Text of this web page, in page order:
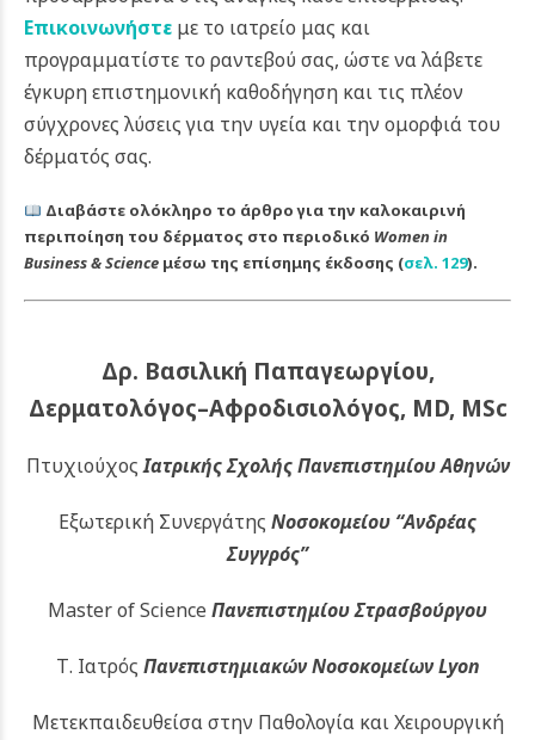
Επικοινωνήστε με το ιατρείο μας και
προγραμματίστε το ραντεβού σας, ώστε να λάβετε
έγκυρη επιστημονική καθοδήγηση και τις πλέον
σύγχρονες λύσεις για την υγεία και την ομορφιά του
δέρματός σας.
Διαβάστε ολόκληρο το άρθρο για την καλοκαιρινή
περιποίηση του δέρματος στο περιοδικό Women in
Business & Science μέσω της επίσημης έκδοσης (σελ. 129).
Δρ. Βασιλική Παπαγεωργίου,
Δερματολόγος–Αφροδισιολόγος, MD, MSc
ΠτυχιούχοςΙατρικής Σχολής Πανεπιστημίου Αθηνών
Εξωτερική Συνεργάτης Νοσοκομείου “Ανδρέας
Συγγρός”
Master of Science Πανεπιστημίου Στρασβούργου
Τ. Ιατρός Πανεπιστημιακών Νοσοκομείων Lyon
Μετεκπαιδευθείσα στην Παθολογία και Χειρουργική